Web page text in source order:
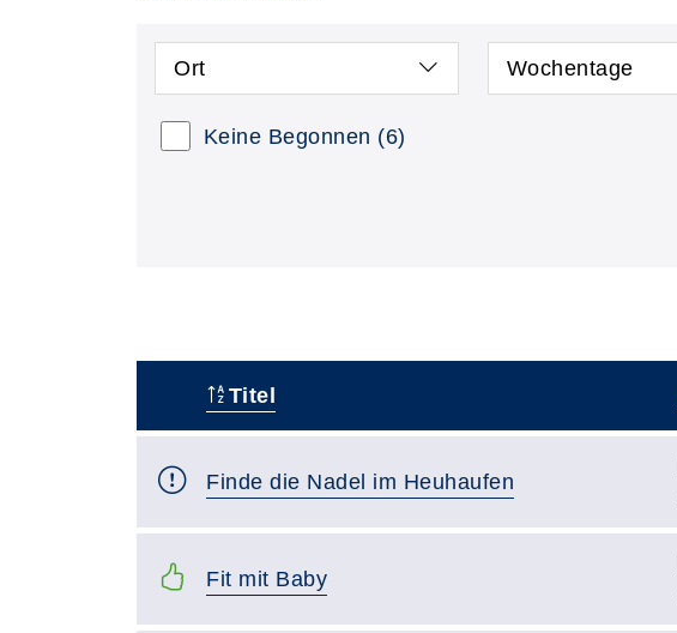
Ort Wochentage
Keine Begonnen (6)
Titel
Finde die Nadel im Heuhaufen
Fit mit Baby